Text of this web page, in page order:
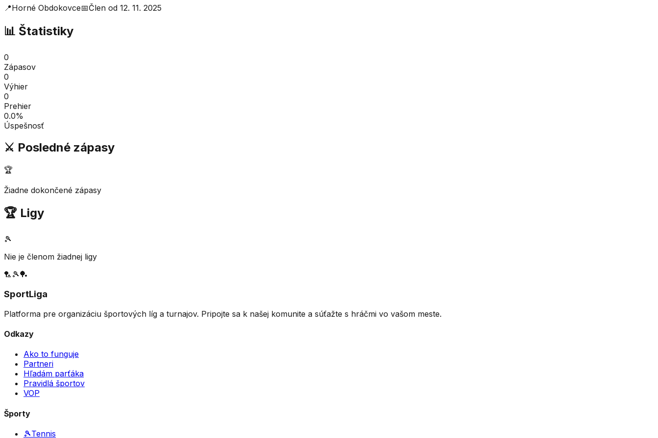
📍Horné Obdokovce📅Člen od 12. 11. 2025
📊 Štatistiky
0
Zápasov
0
Výhier
0
Prehier
0.0%
Úspešnosť
⚔️ Posledné zápasy
🏆
Žiadne dokončené zápasy
🏆 Ligy
🎾
Nie je členom žiadnej ligy
🏸 🎾🏓
SportLiga
Platforma pre organizáciu športových líg a turnajov. Pripojte sa k našej komunite a súťažte s hráčmi vo vašom meste.
Odkazy
Ako to funguje
Partneri
Hľadám parťáka
Pravidlá športov
VOP
Športy
🎾Tennis